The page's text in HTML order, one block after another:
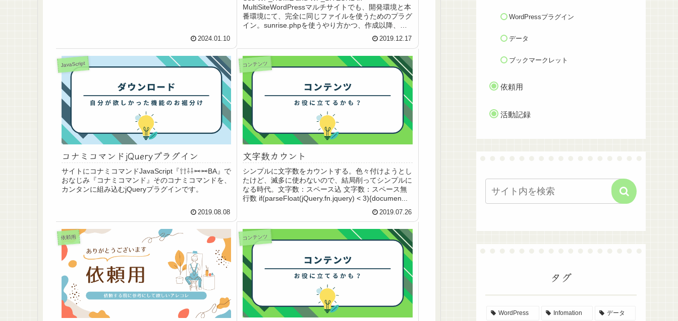
2024.01.10
MultiSiteWordPressマルチサイトでも、開発環境と本
番環境にて、完全に同じファイルを使うためのプラグ
イン。sunrise.phpを使うやり方かつ、作成以降、一
2019.12.17
JavaScript
コナミコマンドjQueryプラグイン
サイトにコナミコマンドJavaScript『⇧⇧⇩⇩⇦⇨⇦⇨BA』で
おなじみ『コナミコマンド』そのコナミコマンドを、
カンタンに組み込むjQueryプラグインです。
2019.08.08
コンテンツ
文字数カウント
シンプルに文字数をカウントする。色々付けようとし
たけど、滅多に使わないので、結局削ってシンプルに
なる時代。文字数：スペース込 文字数：スペース無
行数 if(parseFloat(jQuery.fn.jquery) < 3){documen...
2019.07.26
依頼用 コンテンツ
WordPressプラグイン
データ
ブックマークレット
依頼用
活動記録
タグ
WordPress Infomation データ